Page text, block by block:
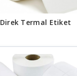
Direk Termal Etiket